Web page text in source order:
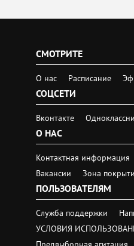
СМОТРИТЕ
О нас Расписание
СОЦСЕТИ
Вконтакте
О НАС
Контактная информация
Вакансии
Зона
ПОЛЬЗОВАТЕЛЯМ
Служба поддержки
УСЛОВИЯ